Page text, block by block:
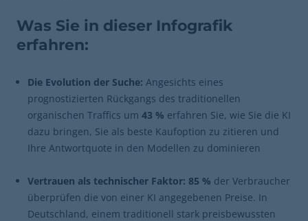
Was Sie in dieser Infografik
erfahren:
Die Evolution der Suche: Angesichts eines
prognostizierten Rückgangs des traditionellen
organischen Traffics um 43 % erfahren Sie, wie Sie die KI
dazu bringen, Sie als beste Kaufoption zu zitieren und
Ihre Antwortquote in den Modellen zu dominieren
Vertrauen als technischer Faktor: 85 % der Verbraucher
überprüfen die von einer KI angegebenen Preise. In
Deutschland, einem traditionell stark preisbewussten